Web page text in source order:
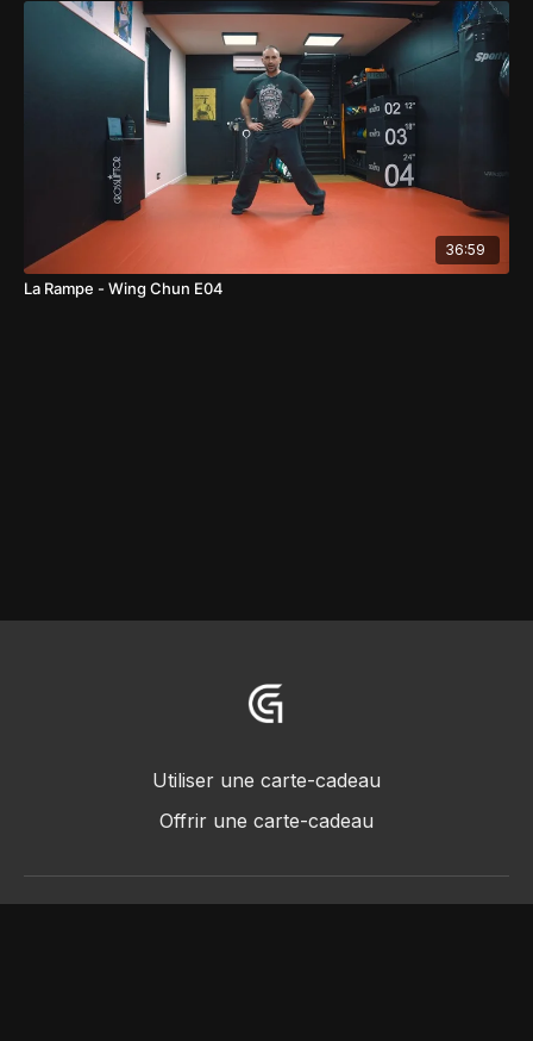
36:59
La Rampe - Wing Chun E04
Utiliser une carte-cadeau
Offrir une carte-cadeau